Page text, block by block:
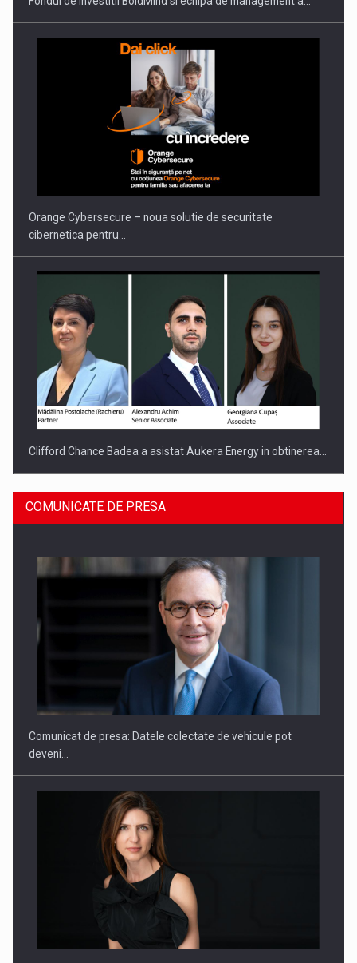
PUTTING ROMANIAN CORPORATE COMPANIES ON THE
INTERNATIONAL BUSINESS SCENE
Orange Cybersecure – noua solutie de securitate
cibernetica pentru…
Clifford Chance Badea a asistat Aukera Energy in obtinerea…
SAPTE PERSONALITATI DIN MEDIUL DE AFACERI, ACADEMIC
Hard Enduro Piatra Craiului 2026, fueled by benzinariile RO…
COMUNICATE DE PRESA
Comunicat de presa: Datele colectate de vehicule pot
deveni…